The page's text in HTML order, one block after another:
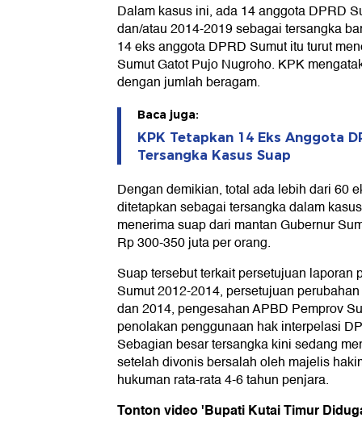
Dalam kasus ini, ada 14 anggota DPRD
dan/atau 2014-2019 sebagai tersangka
14 eks anggota DPRD Sumut itu turut
Sumut Gatot Pujo Nugroho. KPK
dengan jumlah beragam.
Baca juga:
KPK Tetapkan 14 Eks Anggota
Tersangka Kasus Suap
Dengan demikian, total ada lebih dari 60
ditetapkan sebagai tersangka dalam
menerima suap dari mantan Gubernur
Rp 300-350 juta per orang.
Suap tersebut terkait persetujuan laporan
Sumut 2012-2014, persetujuan
dan 2014, pengesahan APBD Pemprov
penolakan penggunaan hak interpelasi
Sebagian besar tersangka kini sedang
setelah divonis bersalah oleh majelis
hukuman rata-rata 4-6 tahun penjara.
Tonton video 'Bupati Kutai Timur